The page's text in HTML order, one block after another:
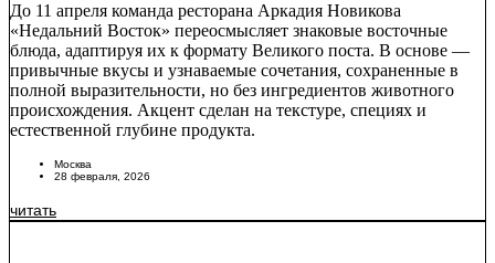
До 11 апреля команда ресторана Аркадия Новикова
«Недальний Восток» переосмысляет знаковые восточные
блюда, адаптируя их к формату Великого поста. В основе —
привычные вкусы и узнаваемые сочетания, сохраненные в
полной выразительности, но без ингредиентов животного
происхождения. Акцент сделан на текстуре, специях и
естественной глубине продукта.
Москва
28 февраля, 2026
читать